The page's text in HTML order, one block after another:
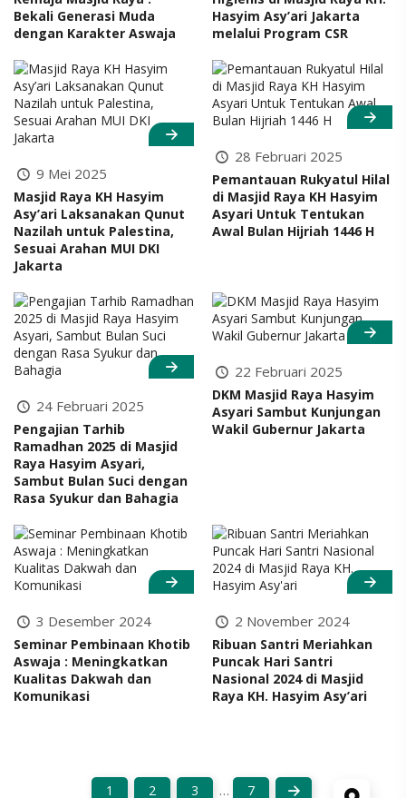
Bekali Generasi Muda
dengan Karakter Aswaja
Hasyim Asy’ari Jakarta
melalui Program CSR
9 Mei 2025
Masjid Raya KH Hasyim
Asy’ari Laksanakan Qunut
Nazilah untuk Palestina,
Sesuai Arahan MUI DKI
Jakarta
28 Februari 2025
Pemantauan Rukyatul Hilal
di Masjid Raya KH Hasyim
Asyari Untuk Tentukan
Awal Bulan Hijriah 1446 H
24 Februari 2025
Pengajian Tarhib
Ramadhan 2025 di Masjid
Raya Hasyim Asyari,
Sambut Bulan Suci dengan
Rasa Syukur dan Bahagia
22 Februari 2025
DKM Masjid Raya Hasyim
Asyari Sambut Kunjungan
Wakil Gubernur Jakarta
3 Desember 2024
Seminar Pembinaan Khotib
Aswaja : Meningkatkan
Kualitas Dakwah dan
Komunikasi
2 November 2024
Ribuan Santri Meriahkan
Puncak Hari Santri
Nasional 2024 di Masjid
Raya KH. Hasyim Asy’ari
1 2 3 … 7